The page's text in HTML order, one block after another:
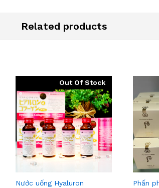
Related products
Out Of Stock
Nước uống Hyaluron
Phấn